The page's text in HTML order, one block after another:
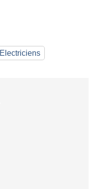
Electriciens